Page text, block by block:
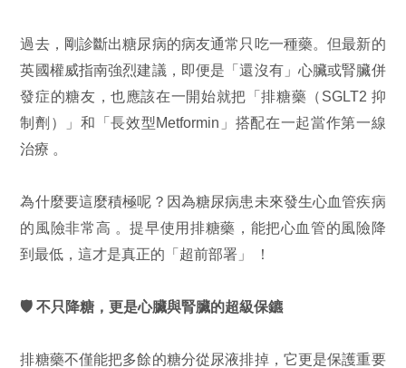
過去，剛診斷出糖尿病的病友通常只吃一種藥。但最新的
英國權威指南強烈建議，即便是「還沒有」心臟或腎臟併
發症的糖友，也應該在一開始就把「排糖藥（SGLT2 抑
制劑）」和「長效型Metformin」搭配在一起當作第一線
治療 。
為什麼要這麼積極呢？因為糖尿病患未來發生心血管疾病
的風險非常高 。提早使用排糖藥，能把心血管的風險降
到最低，這才是真正的「超前部署」 ！
🛡️不只降糖，更是心臟與腎臟的超級保鑣
排糖藥不僅能把多餘的糖分從尿液排掉，它更是保護重要